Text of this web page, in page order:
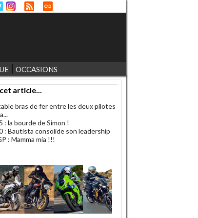
OCCASIONS
article...
bras de fer entre les deux pilotes
: la bourde de Simon !
: Bautista consolide son leadership
: Mamma mia !!!